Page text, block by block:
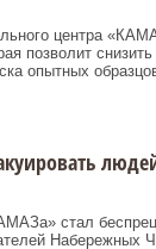
центра
позволит
опытных
стал
Набережных